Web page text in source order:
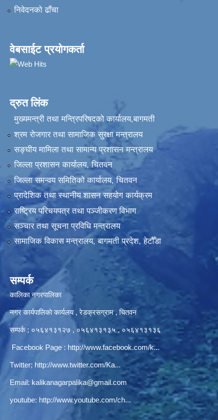
निवेदनकाे ढाँचा
वेबसाईट प्रयोगकर्ता
द्रुत लिंक
मुख्यमन्त्री तथा मन्त्रिपरिषदको कार्यालय,बागमती
श्रम रोजगार तथा सामाजिक सुरक्षा मन्त्रालय
सङ्‍घीय मामिला तथा सामान्य प्रशासन मन्त्रालय
जिल्ला प्रशासन कार्यालय, चितवन
जिल्ला समन्वय समितिको कार्यालय, चितवन
प्रादेशिक तथा स्थानीय शासन सहयोग कार्यक्रम
राष्ट्रिय परिचयपत्र तथा पञ्‍जीकरण विभाग
सञ्‍चार तथा सूचना प्रविधि मन्त्रालय
सामाजिक विकास मन्त्रालय, बागमती प्रदेश, हेटौँडा
सम्पर्क
कालिका नगरपालिका
नगर कार्यपालिकाे कार्यलय‍ , रेडक्रसग्राम , चितवन
सम्पर्क ; ०५६४१३१२७ , ०५६४१३१३५ , ०५६४१३१३६
Facebook Page : http://www.facebook.com/k...
Twitter; http://www.twitter.com/Ka...
Email: kalikanagarpalika@gmail.com
youtube: http://www.youtube.com/ch...